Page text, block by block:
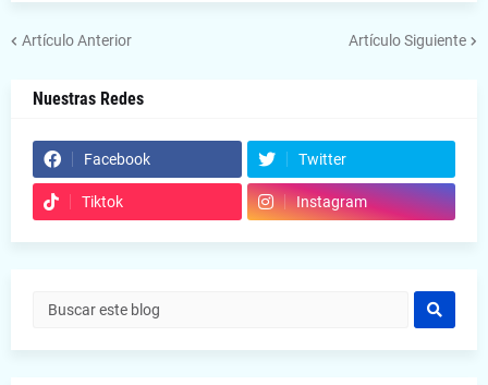
Artículo Anterior Artículo Siguiente
Nuestras Redes
Facebook Twitter
Tiktok Instagram